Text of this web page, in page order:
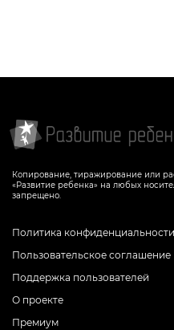
Копирование, тиражирование или
«Развитие ребенка» на любых
запрещено.
Политика конфиденциальности
Пользовательское соглашение
Поддержка пользователей
О проекте
Премиум